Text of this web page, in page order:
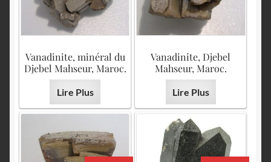
Vanadinite, minéral du
Djebel Mahseur, Maroc.
Lire Plus
Vanadinite, Djebel
Mahseur, Maroc.
Lire Plus